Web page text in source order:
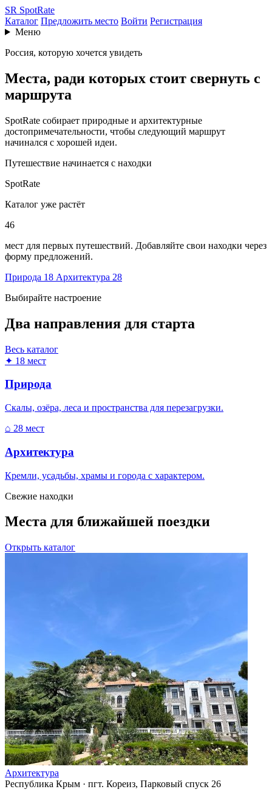
SR SpotRate
Каталог Предложить место Войти Регистрация
Меню
Россия, которую хочется увидеть
Места, ради которых стоит свернуть с
маршрута
SpotRate собирает природные и архитектурные
достопримечательности, чтобы следующий маршрут
начинался с хорошей идеи.
Путешествие начинается с находки
SpotRate
Каталог уже растёт
46
мест для первых путешествий. Добавляйте свои находки через
форму предложений.
Природа 18 Архитектура 28
Выбирайте настроение
Два направления для старта
Весь каталог
✦ 18 мест
Природа
Скалы, озёра, леса и пространства для перезагрузки.
⌂ 28 мест
Архитектура
Кремли, усадьбы, храмы и города с характером.
Свежие находки
Места для ближайшей поездки
Открыть каталог
Архитектура
Республика Крым · пгт. Кореиз, Парковый спуск 26